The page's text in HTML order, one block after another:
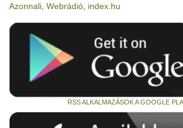
Azonnali Webrádió index.hu
RSS ALKALMAZÁSOK A GOOGLE